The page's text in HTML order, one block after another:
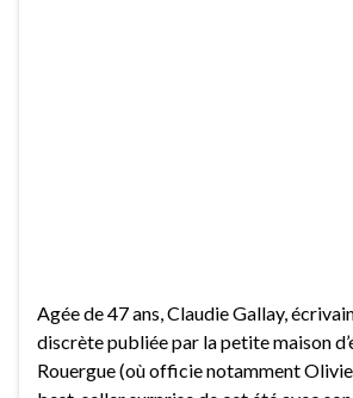
Agée de 47 ans, Claudie Gallay,
discrète publiée par la petite maison
Rouergue (où officie notamment